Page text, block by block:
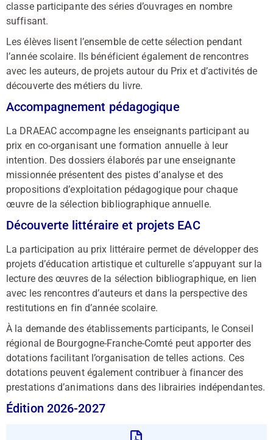
classe participante des séries d’ouvrages en nombre
suffisant.
Les élèves lisent l’ensemble de cette sélection pendant
l’année scolaire. Ils bénéficient également de rencontres
avec les auteurs, de projets autour du Prix et d’activités de
découverte des métiers du livre.
Accompagnement pédagogique
La DRAEAC accompagne les enseignants participant au
prix en co-organisant une formation annuelle à leur
intention. Des dossiers élaborés par une enseignante
missionnée présentent des pistes d’analyse et des
propositions d’exploitation pédagogique pour chaque
œuvre de la sélection bibliographique annuelle.
Découverte littéraire et projets EAC
La participation au prix littéraire permet de développer des
projets d’éducation artistique et culturelle s’appuyant sur la
lecture des œuvres de la sélection bibliographique, en lien
avec les rencontres d’auteurs et dans la perspective des
restitutions en fin d’année scolaire.
À la demande des établissements participants, le Conseil
régional de Bourgogne-Franche-Comté peut apporter des
dotations facilitant l’organisation de telles actions. Ces
dotations peuvent également contribuer à financer des
prestations d’animations dans des librairies indépendantes.
Édition 2026-2027